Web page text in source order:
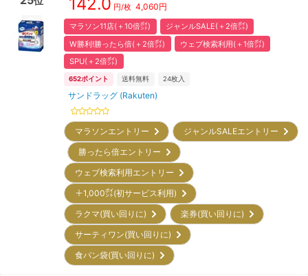
142.0 円/枚 4,060円
マラソン11店(＋10倍㌽)
ジャンルSALE(＋2倍㌽)
W勝利!勝ったら倍(＋2倍㌽)
ウェブ検索利用(＋1倍㌽)
SPU(＋2倍㌽)
652ポイント 送料無料 24枚入
サンドラッグ (Rakuten)
マラソンエントリー
ジャンルSALEエントリー
勝ったら倍エントリー
ウェブ検索利用エントリー
＋1,000㌽(初サービス利用)
ラクマ(買い回りに)
楽券(買い回りに)
サーティワン(買い回りに)
食パン袋(買い回りに)